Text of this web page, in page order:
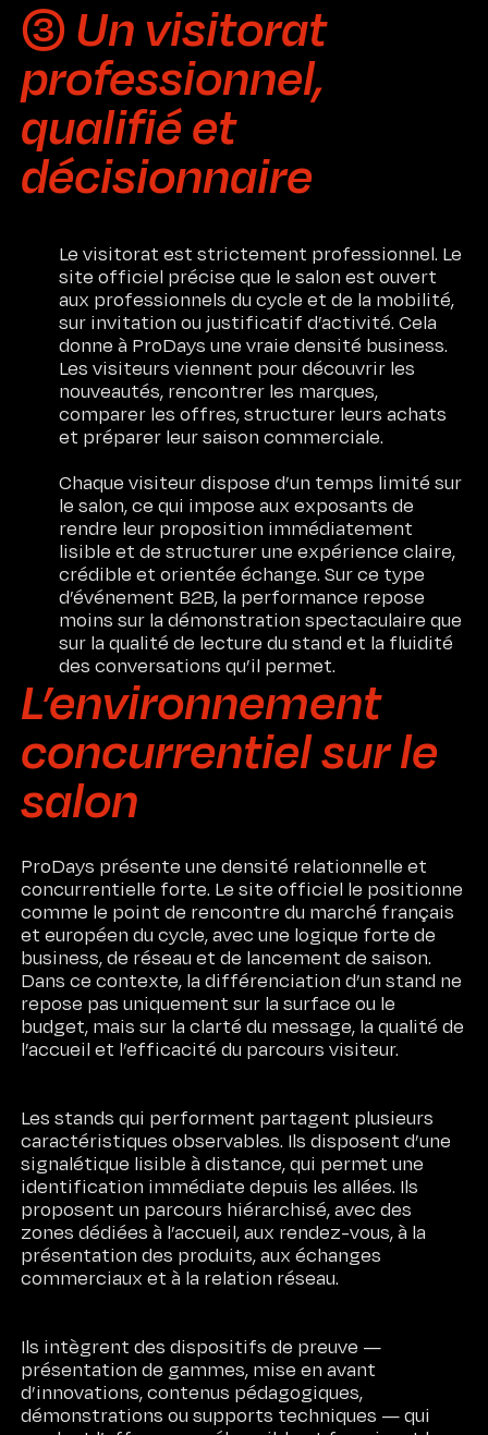
Méthodologie
Expertises
L’Agence
Engagements
Contact
Certifications
➂ Un visitorat
professionnel,
qualifié et
décisionnaire
Le visitorat est strictement professionnel. Le
site officiel précise que le salon est ouvert
aux professionnels du cycle et de la mobilité,
sur invitation ou justificatif d’activité. Cela
donne à ProDays une vraie densité business.
Les visiteurs viennent pour découvrir les
nouveautés, rencontrer les marques,
comparer les offres, structurer leurs achats
et préparer leur saison commerciale.
Chaque visiteur dispose d’un temps limité sur
le salon, ce qui impose aux exposants de
rendre leur proposition immédiatement
lisible et de structurer une expérience claire,
crédible et orientée échange. Sur ce type
d’événement B2B, la performance repose
moins sur la démonstration spectaculaire que
sur la qualité de lecture du stand et la fluidité
des conversations qu’il permet.
L’environnement
concurrentiel sur le
salon
ProDays présente une densité relationnelle et
concurrentielle forte. Le site officiel le positionne
comme le point de rencontre du marché français
et européen du cycle, avec une logique forte de
business, de réseau et de lancement de saison.
Dans ce contexte, la différenciation d’un stand ne
repose pas uniquement sur la surface ou le
budget, mais sur la clarté du message, la qualité de
l’accueil et l’efficacité du parcours visiteur.
Les stands qui performent partagent plusieurs
caractéristiques observables. Ils disposent d’une
signalétique lisible à distance, qui permet une
identification immédiate depuis les allées. Ils
proposent un parcours hiérarchisé, avec des
zones dédiées à l’accueil, aux rendez-vous, à la
présentation des produits, aux échanges
commerciaux et à la relation réseau.
Ils intègrent des dispositifs de preuve —
présentation de gammes, mise en avant
d’innovations, contenus pédagogiques,
démonstrations ou supports techniques — qui